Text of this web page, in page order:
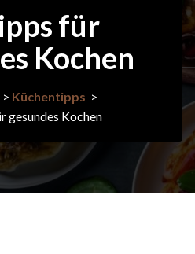
für
Kochen
> Küchentipps >
gesundes Kochen